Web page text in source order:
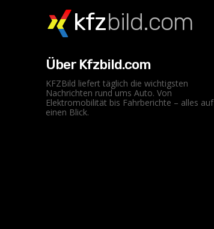
kfzbild.com
Über Kfzbild.com
KFZBild liefert täglich die wichtigsten
Nachrichten rund ums Auto. Von
Elektromobilität bis Fahrberichte – alles auf
einen Blick.